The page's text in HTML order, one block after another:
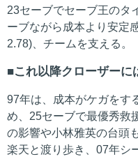
23セーブでセーブ王のタ
ーブながら成本より安定
2.78)、チームを支える。
これ以降クローザーに
97年は、成本がケガをす
め、25セーブで最優秀救
の影響や小林雅英の台頭
楽天と渡り歩き、07年シ